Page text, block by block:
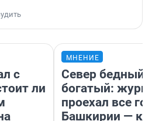
с
ли
МНЕНИЕ
Север бедный,
богатый:
проехал все
Башкирии —